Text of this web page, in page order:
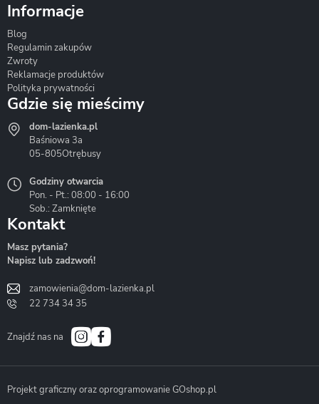
Hydrostop
Liveno
Bath&Spa
Informacje
Blog
Regulamin zakupów
Zwroty
Reklamacje produktów
Polityka prywatności
Gdzie się mieścimy
dom-lazienka.pl
Baśniowa 3a
05-805Otrębusy
Godziny otwarcia
Pon. - Pt.: 08:00 - 16:00
Sob.: Zamknięte
Kontakt
Masz pytania?
Napisz lub zadzwoń!
zamowienia@dom-lazienka.pl
22 734 34 35
Znajdź nas na
Projekt graficzny oraz oprogramowanie GOshop.pl